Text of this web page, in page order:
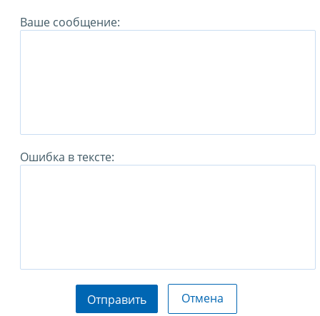
Ваше сообщение:
Ошибка в тексте:
Отправить Отмена